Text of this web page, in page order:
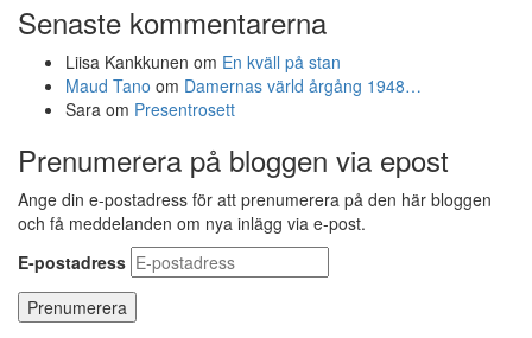
Senaste kommentarerna
Liisa Kankkunen om En kväll på stan
Maud Tano om Damernas värld årgång 1948…
Sara om Presentrosett
Prenumerera på bloggen via epost
Ange din e-postadress för att prenumerera på den här bloggen
och få meddelanden om nya inlägg via e-post.
E-postadress